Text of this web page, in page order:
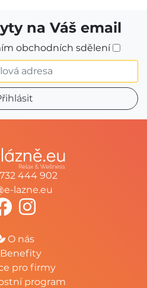
na Váš email
obchodních sdělení
444 902
lazne.eu
O nás
Benefity
pro firmy
program